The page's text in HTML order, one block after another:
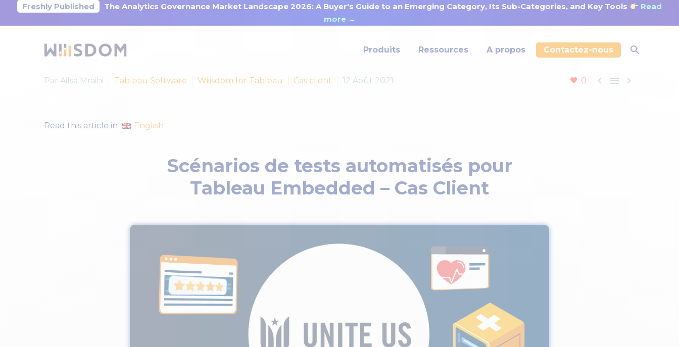
Freshly Published The Analytics Governance Market Landscape 2026: A Buyer's Guide to an Emerging Category, Its Sub-Categories, and Key Tools
Read
more →
Produits Ressources A propos Contactez-nous
0   
Par Ailsa Mraihi Tableau Software Wiiisdom for Tableau Cas client 12 Août 2021
Read this article in English
Scénarios de tests automatisés pour
Tableau Embedded – Cas Client